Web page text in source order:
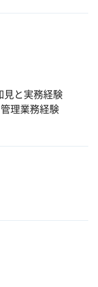
見と実務経験
理業務経験